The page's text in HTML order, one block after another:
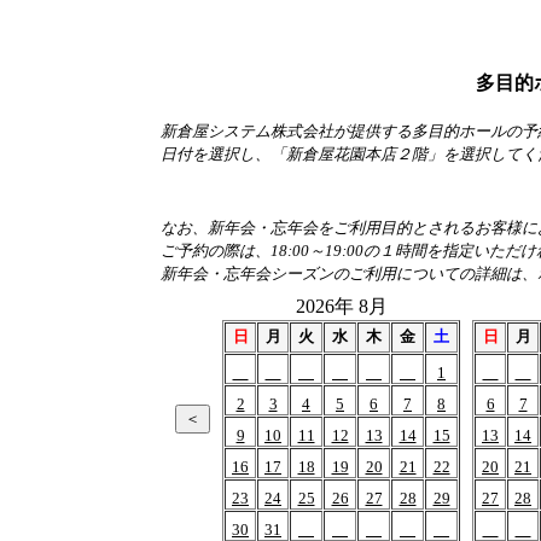
多目的
新倉屋システム株式会社が提供する多目的ホールの
日付を選択し、「新倉屋花園本店２階」を選択して
なお、新年会・忘年会をご利用目的とされるお客様
ご予約の際は、18:00～19:00の１時間を指定いただ
新年会・忘年会シーズンのご利用についての詳細は
2026年 8月
日 月 火 水 木 金
土
1
2
3 4 5 6 7
8
9
10 11 12 13 14
15
16
17 18 19 20 21
22
23
24 25 26 27 28
29
30
31
日 月
6
7
13
14
20
21
27
28